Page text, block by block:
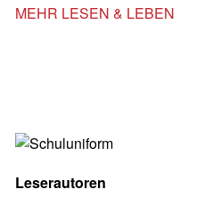
MEHR LESEN & LEBEN
Leserautoren